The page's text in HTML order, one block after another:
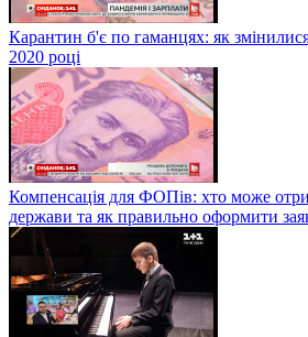
Карантин б'є по гаманцях: як
2020 році
Компенсація для ФОПів: хто може
держави та як правильно оформити